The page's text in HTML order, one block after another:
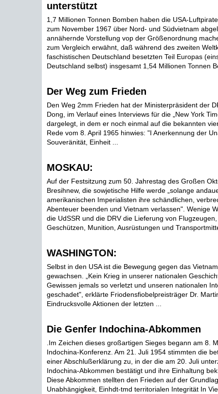
unterstützt
1,7 Millionen Tonnen Bomben haben die USA-
zum November 1967 über Nord- und Südvietnam
annähernde Vorstellung vop der Größenordnung
zum Vergleich erwähnt, daß während des zweiten
faschistischen Deutschland besetzten Teil Europas
Deutschland selbst) insgesamt 1,54 Millionen Tonnen
Der Weg zum Frieden
Den Weg 2mm Frieden hat der Ministerpräsident der
Dong, im Verlauf eines Interviews für die „New York
dargelegt, in dem er noch einmal auf die bekannten
Rede vom 8. April 1965 hinwies: "I Anerkennung der
Souveränität, Einheit ...
MOSKAU:
Auf der Festsitzung zum 50. Jahrestag des Großen
Bresihnew, die sowjetische Hilfe werde „solange
amerikanischen Imperialisten ihre schändlichen,
Abenteuer beenden und Vietnam verlassen". Wenige
die UdSSR und die DRV die Lieferung von
Geschützen, Munition, Ausrüstungen und
WASHINGTON:
Selbst in den USA ist die Bewegung gegen das
gewachsen. „Kein Krieg in unserer nationalen
Gewissen jemals so verletzt und unseren nationalen
geschadet", erklärte Friodensfiobelpreisträger Dr.
Eindrucksvolle Aktionen der letzten ...
Die Genfer Indochina-Abkommen
.Im Zeichen dieses großartigen Sieges begann am 8.
Indochina-Konferenz. Am 21. Juli 1954 stimmten die
einer Abschlußerklärung zu, in der die am 20. Juli
Indochina-Abkommen bestätigt und ihre Einhaltung
Diese Abkommen stellten den Frieden auf der
Unabhängigkeit, Einhdt-tmd territorialen Integrität In